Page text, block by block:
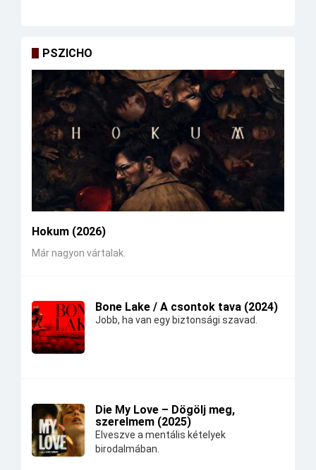
PSZICHO
Hokum (2026)
Már nagyon vártalak.
Bone Lake / A csontok tava (2024)
Jobb, ha van egy biztonsági szavad.
Die My Love – Dögölj meg,
szerelmem (2025)
Elveszve a mentális kételyek
birodalmában.